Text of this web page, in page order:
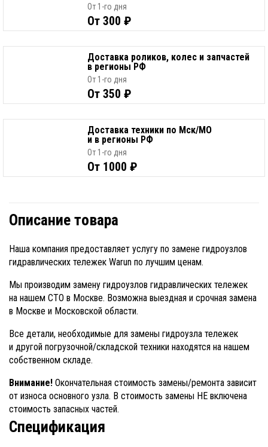
От 1-го дня
От 300 ₽
Доставка роликов, колес и запчастей
в регионы РФ
От 1-го дня
От 350 ₽
Доставка техники по Мск/МО
и в регионы РФ
От 1-го дня
От 1000 ₽
Описание товара
Наша компания предоставляет услугу по замене гидроузлов
гидравлических тележек Warun по лучшим ценам.
Мы производим замену гидроузлов гидравлических тележек
на нашем СТО в Москве. Возможна выездная и срочная замена
в Москве и Московской области.
Все детали, необходимые для замены гидроузла тележек
и другой погрузочной/складской техники находятся на нашем
собственном складе.
Внимание! Окончательная стоимость замены/ремонта зависит
от износа основного узла. В стоимость замены НЕ включена
стоимость запасных частей.
Спецификация